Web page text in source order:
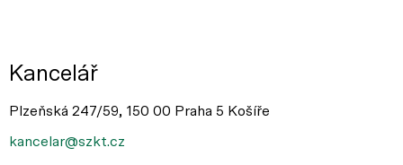
Kancelář
Plzeňská 247/59, 150 00 Praha 5 Košíře
kancelar@szkt.cz